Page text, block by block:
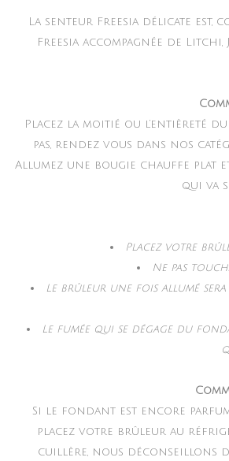
La senteur Freesia délicate est,
Freesia accompagnée de
Placez la moitié ou l’entièreté
pas, rendez vous dans nos
Allumez une bougie chauffe plat
qui va
Placez votre
Ne pas
Le brûleur une fois allumé sera
Le fumée qui se dégage du
Si le fondant est encore
placez votre brûleur au
cuillère, nous déconseillons